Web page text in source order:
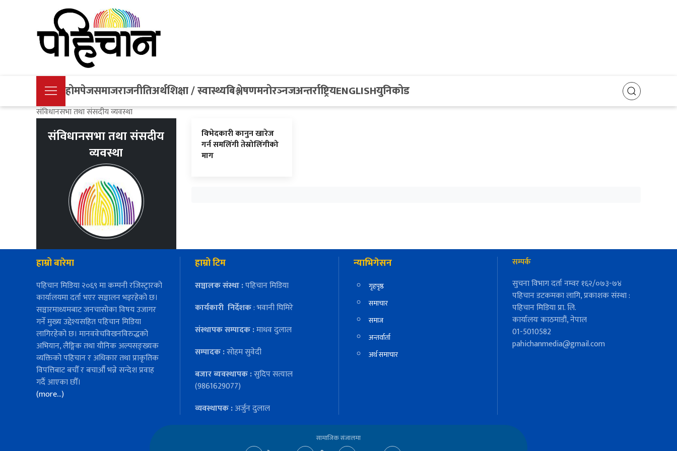
होमपेजसमाजराजनीतिअर्थशिक्षा / स्वास्थ्यबिश्लेषणमनोरञ्नजअन्तर्राष्ट्रियENGLISHयुनिकोड
संविधानसभा तथा संसदीय व्यवस्था
संविधानसभा तथा संसदीय
व्यवस्था
विभेदकारी कानुन खारेज
गर्न समलिंगी तेस्रोलिंगीको
माग
हाम्रो बारेमा
पहिचान मिडिया २०६९ मा कम्पनी रजिस्ट्रारको
कार्यालयमा दर्ता भएर सञ्चालन भइरहेको छ।
सञ्चारमाध्यमबाट जनचासोका विषय उजागर
गर्ने मुख्य उद्देश्यसहित पहिचान मिडिया
लागिरहेको छ। मानववेचविखनविरुद्धको
अभियान, लैङ्गिक तथा यौनिक अल्पसङ्ख्यक
व्यक्तिको पहिचान र अधिकार तथा प्राकृतिक
विपत्तिबाट बचौँ र बचाऔँ भन्ने सन्देश प्रवाह
गर्दै आएका छौँ।
(more…)
हाम्रो टिम
सञ्चालक संस्था :पहिचान मिडिया
कार्यकारी निर्देशक: भवानी घिमिरे
संस्थापक सम्पादक :माधव दुलाल
सम्पादक :सोहम सुवेदी
बजार ब्यवस्थापक :सुदिप सत्याल
(9861629077)
व्यवस्थापक :अर्जुन दुलाल
न्याभिगेसन
गृहपृष्ठ
समाचार
समाज
अन्तर्वार्ता
अर्थ समाचार
सम्पर्क
सुचना विभाग दर्ता नम्वर १६२/०७३-७४
पहिचान डटकमका लागि, प्रकाशक संस्था :
पहिचान मिडिया प्रा. लि.
कार्यालयः काठमाडौं, नेपाल
01-5010582
pahichanmedia@gmail.com
सामाजिक संजालमा